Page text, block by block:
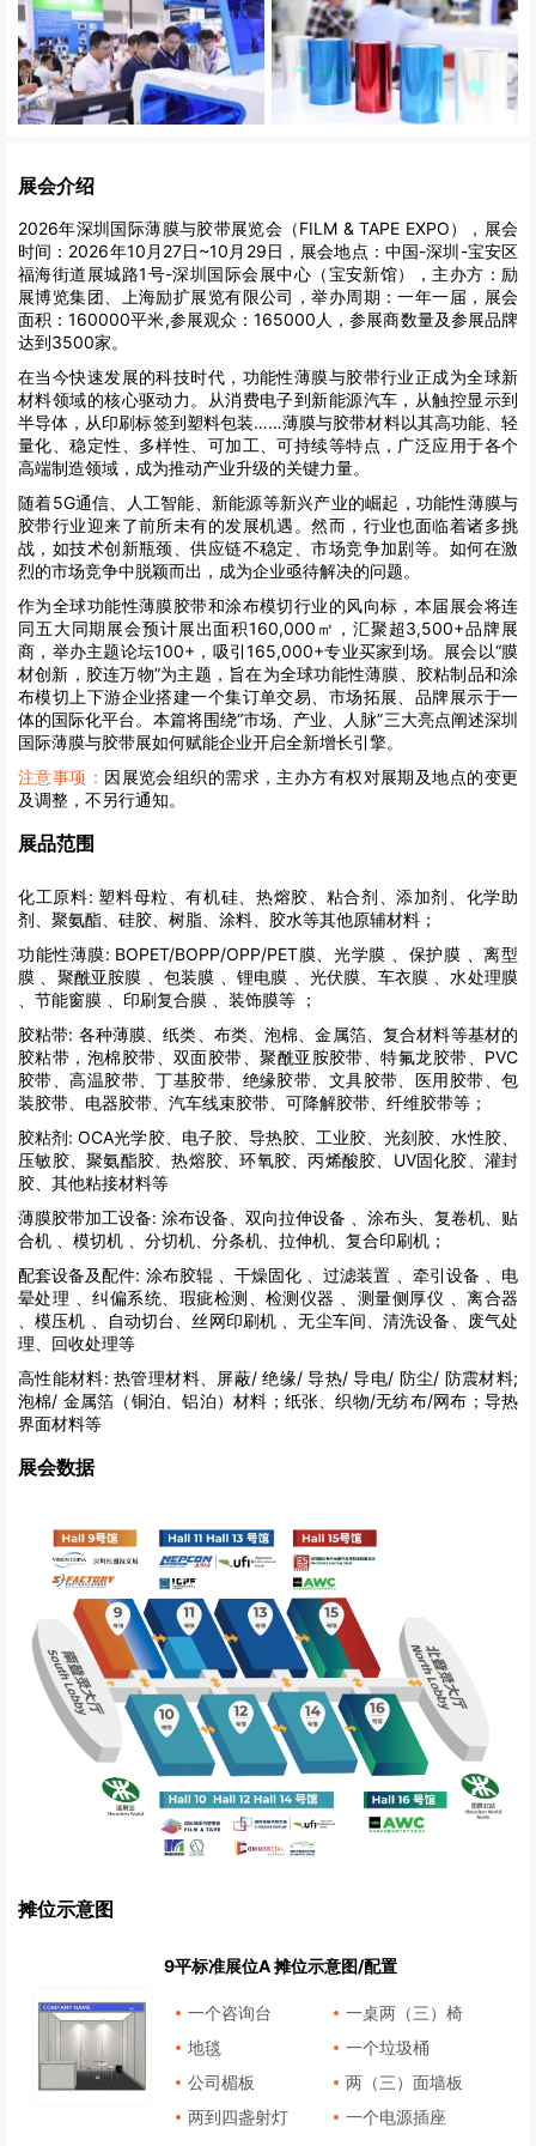
展会介绍
2026年深圳国际薄膜与胶带展览会（FILM & TAPE EXPO），展会
时间：2026年10月27日~10月29日，展会地点：中国-深圳-宝安区
福海街道展城路1号-深圳国际会展中心（宝安新馆），主办方：励
展博览集团、上海励扩展览有限公司，举办周期：一年一届，展会
面积：160000平米,参展观众：165000人，参展商数量及参展品牌
达到3500家。
在当今快速发展的科技时代，功能性薄膜与胶带行业正成为全球新
材料领域的核心驱动力。从消费电子到新能源汽车，从触控显示到
半导体，从印刷标签到塑料包装……薄膜与胶带材料以其高功能、轻
量化、稳定性、多样性、可加工、可持续等特点，广泛应用于各个
高端制造领域，成为推动产业升级的关键力量。
随着5G通信、人工智能、新能源等新兴产业的崛起，功能性薄膜与
胶带行业迎来了前所未有的发展机遇。然而，行业也面临着诸多挑
战，如技术创新瓶颈、供应链不稳定、市场竞争加剧等。如何在激
烈的市场竞争中脱颖而出，成为企业亟待解决的问题。
作为全球功能性薄膜胶带和涂布模切行业的风向标，本届展会将连
同五大同期展会预计展出面积160,000㎡，汇聚超3,500+品牌展
商，举办主题论坛100+，吸引165,000+专业买家到场。展会以“膜
材创新，胶连万物”为主题，旨在为全球功能性薄膜、胶粘制品和涂
布模切上下游企业搭建一个集订单交易、市场拓展、品牌展示于一
体的国际化平台。本篇将围绕“市场、产业、人脉”三大亮点阐述深圳
国际薄膜与胶带展如何赋能企业开启全新增长引擎。
注意事项： 因展览会组织的需求，主办方有权对展期及地点的变更
及调整，不另行通知。
展品范围
化工原料: 塑料母粒、有机硅、热熔胶、粘合剂、添加剂、化学助
剂、聚氨酯、硅胶、树脂、涂料、胶水等其他原辅材料；
功能性薄膜: BOPET/BOPP/OPP/PET膜、光学膜 、保护膜 、离型
膜 、聚酰亚胺膜 、包装膜 、锂电膜 、光伏膜、车衣膜 、水处理膜
、节能窗膜 、印刷复合膜 、装饰膜等 ；
胶粘带: 各种薄膜、纸类、布类、泡棉、金属箔、复合材料等基材的
胶粘带，泡棉胶带、双面胶带、聚酰亚胺胶带、特氟龙胶带、PVC
胶带、高温胶带、丁基胶带、绝缘胶带、文具胶带、医用胶带、包
装胶带、电器胶带、汽车线束胶带、可降解胶带、纤维胶带等；
胶粘剂: OCA光学胶、电子胶、导热胶、工业胶、光刻胶、水性胶、
压敏胶、聚氨酯胶、热熔胶、环氧胶、丙烯酸胶、UV固化胶、灌封
胶、其他粘接材料等
薄膜胶带加工设备: 涂布设备、双向拉伸设备 、涂布头、复卷机、贴
合机 、模切机 、分切机、分条机、拉伸机、复合印刷机；
配套设备及配件: 涂布胶辊 、干燥固化 、过滤装置 、牵引设备 、电
晕处理 、纠偏系统、瑕疵检测、检测仪器 、测量侧厚仪 、离合器
、模压机 、自动切台、丝网印刷机 、无尘车间、清洗设备、废气处
理、回收处理等
高性能材料: 热管理材料、屏蔽/ 绝缘/ 导热/ 导电/ 防尘/ 防震材料;
泡棉/ 金属箔（铜泊、铝泊）材料；纸张、织物/无纺布/网布；导热
界面材料等
展会数据
摊位示意图
9平标准展位A 摊位示意图/配置
一个咨询台
一桌两（三）椅
地毯
一个垃圾桶
公司楣板
两（三）面墙板
两到四盏射灯
一个电源插座